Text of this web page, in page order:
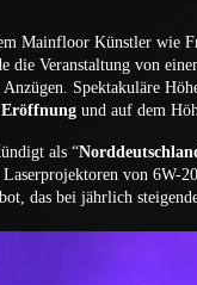
Mainfloor Künstler wie
die Veranstaltung von
Spektakuläre
Eröffnung und auf dem
als “
von 6W-
das bei jährlich